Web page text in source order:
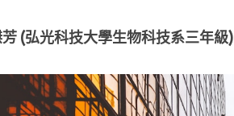
(弘光科技大學生物科技系三年級)